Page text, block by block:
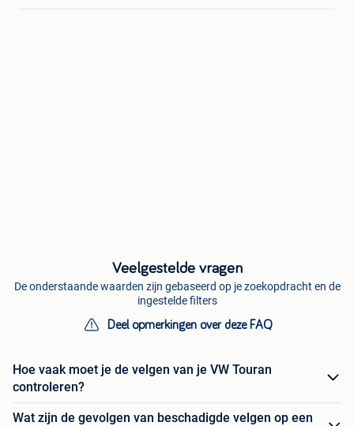
Veelgestelde vragen
De onderstaande waarden zijn gebaseerd op je zoekopdracht en de
ingestelde filters
Deel opmerkingen over deze FAQ
Hoe vaak moet je de velgen van je VW Touran
controleren?
Wat zijn de gevolgen van beschadigde velgen op een